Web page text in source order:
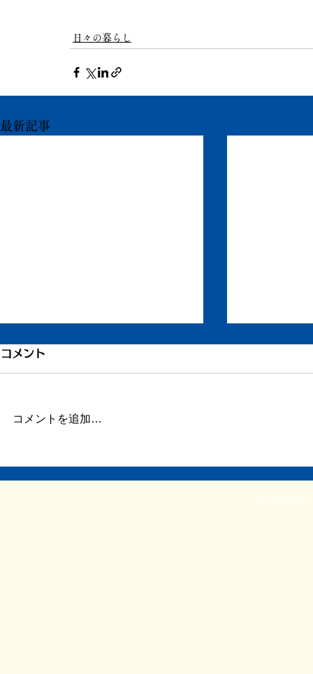
日々の暮らし
最新記事
引き続き倦怠感
に明け方に高熱が出たり、ちょっ
くべきなのかもしれません。 体
か。 身体に
コメント
コメントを追加…